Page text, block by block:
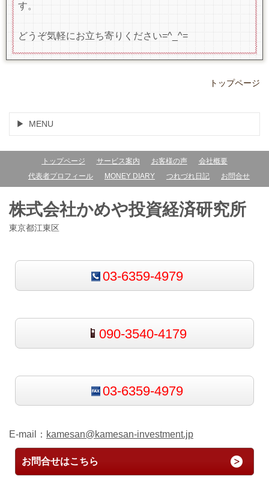
す。
どうぞ気軽にお立ち寄りください=^_^=
トップページ
MENU
トップページ サービス案内 お客様の声
会社概要
代表者プロフィール
MONEY DIARY つれづれ日記 お問合せ
株式会社かめや投資経済研究所
東京都江東区
03-6359-4979
090-3540-4179
03-6359-4979
E-mail： kamesan@kamesan-investment.jp
お問合せはこちら